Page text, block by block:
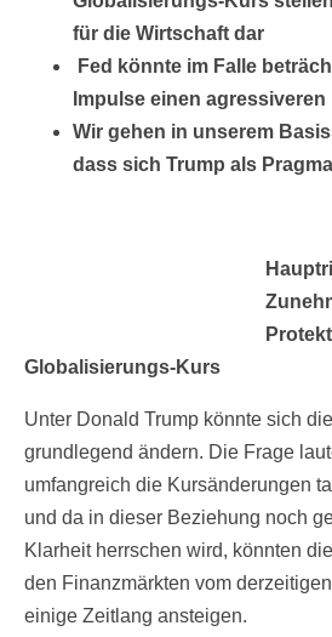
für die Wirtschaft dar
Fed könnte im Falle
Impulse einen
Wir gehen in unserem
dass sich Trump als
Globalisierungs-Kurs
Unter Donald Trump könnte sich
grundlegend ändern. Die Frage
umfangreich die Kursänderungen
und da in dieser Beziehung noch
Klarheit herrschen wird, könnten
den Finanzmärkten vom
einige Zeitlang ansteigen.